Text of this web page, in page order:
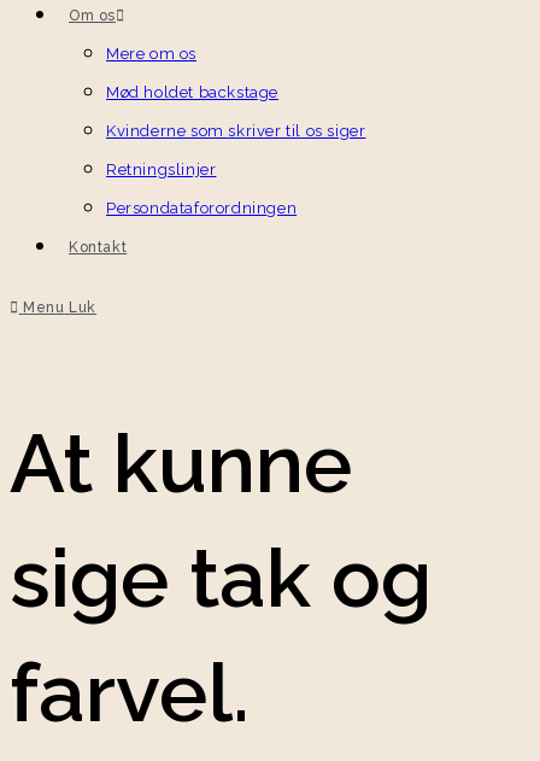
Om os
Mere om os
Mød holdet backstage
Kvinderne som skriver til os siger
Retningslinjer
Persondataforordningen
Kontakt
Menu Luk
At kunne
sige tak og
farvel.